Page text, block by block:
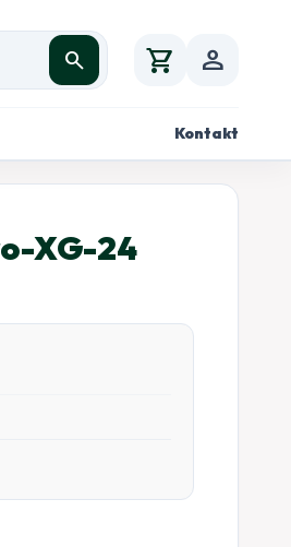
search shopping_cart person
Kontakt
XG-24